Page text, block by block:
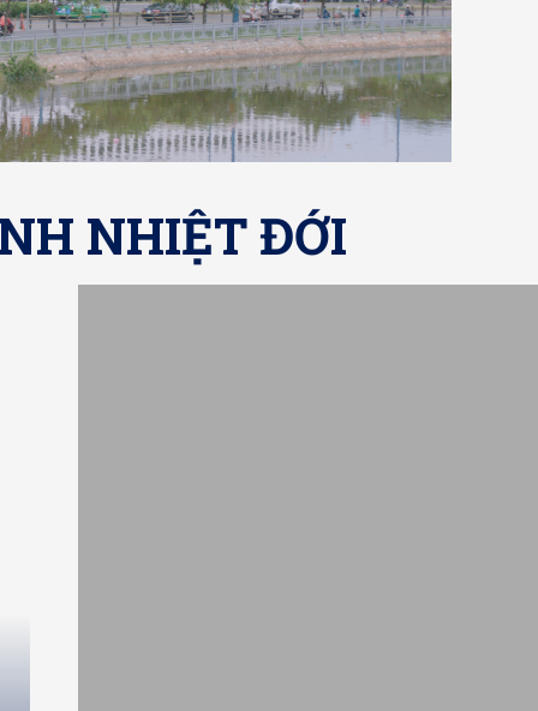
NHIỆT ĐỚI